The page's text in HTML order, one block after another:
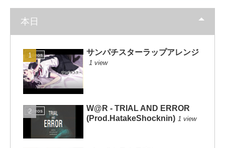
本日
Videos サンパチスターラップアレンジ
1 view
Videos
W@R - TRIAL AND ERROR
(Prod.HatakeShocknin) 1 view